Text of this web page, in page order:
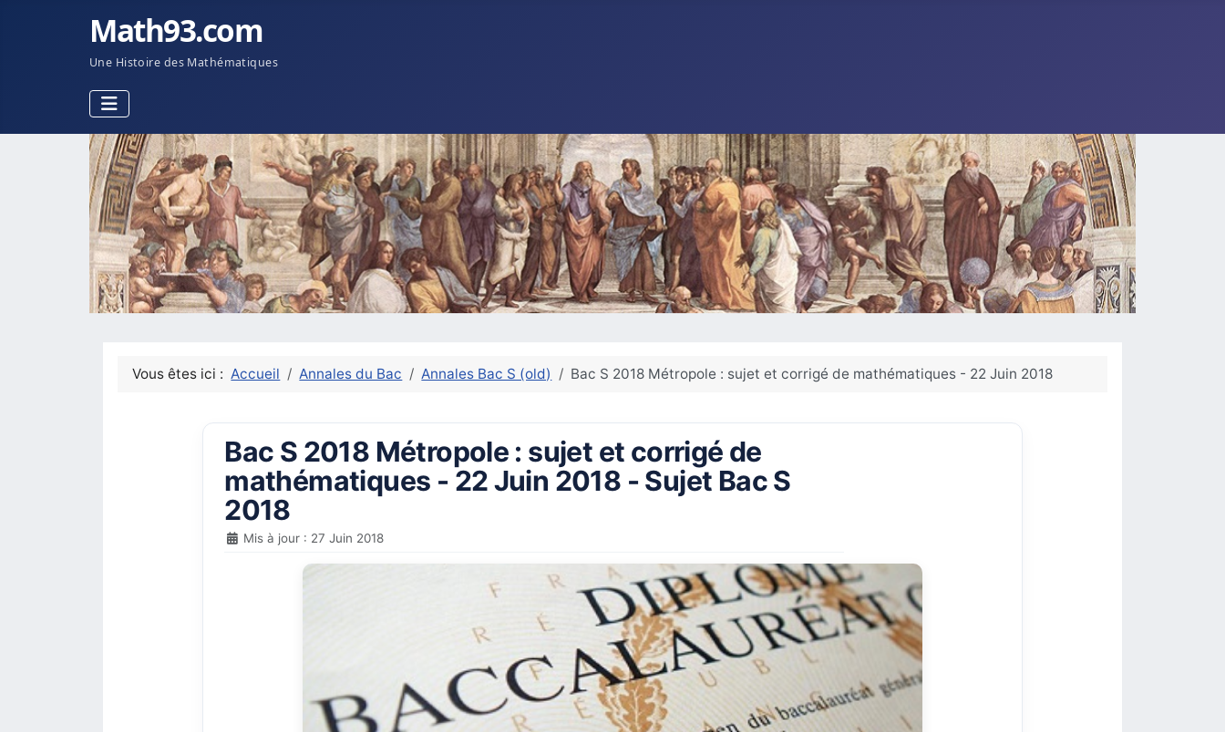
Math93.com
Une Histoire des Mathématiques
Vous êtes ici :Accueil Annales du Bac Annales Bac S (old) Bac S 2018 Métropole : sujet et corrigé de mathématiques - 22 Juin 2018
Bac S 2018 Métropole : sujet et corrigé de
mathématiques - 22 Juin 2018 - Sujet Bac S
2018
Mis à jour : 27 Juin 2018